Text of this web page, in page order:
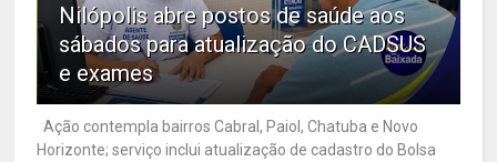
Nilópolis abre postos de saúde aos
sábados para atualização do CADSUS
e exames
Ação contempla bairros Cabral, Paiol, Chatuba e Novo
Horizonte; serviço inclui atualização de cadastro do Bolsa